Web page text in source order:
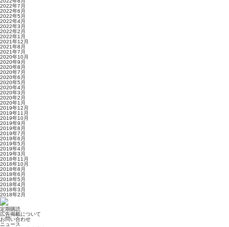
2022年7月
2022年6月
2022年5月
2022年4月
2022年3月
2022年2月
2022年1月
2021年12月
2021年8月
2021年7月
2020年10月
2020年9月
2020年8月
2020年7月
2020年6月
2020年5月
2020年4月
2020年3月
2020年2月
2020年1月
2019年12月
2019年11月
2019年10月
2019年9月
2019年8月
2019年7月
2019年6月
2019年5月
2019年4月
2019年3月
2018年11月
2018年10月
2018年8月
2018年6月
2018年5月
2018年4月
2018年3月
2018年2月
定期購読
広告掲載について
お問い合わせ
ニュース